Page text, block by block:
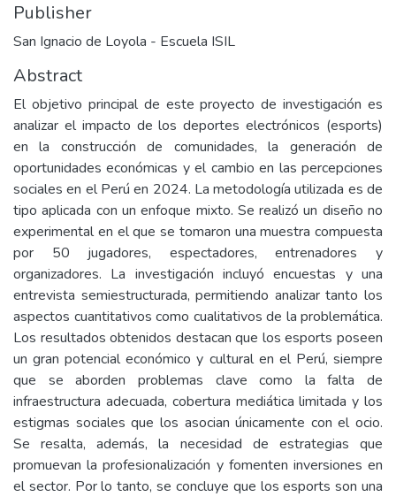
Publisher
San Ignacio de Loyola - Escuela ISIL
Abstract
El objetivo principal de este proyecto de investigación es
analizar el impacto de los deportes electrónicos (esports)
en la construcción de comunidades, la generación de
oportunidades económicas y el cambio en las percepciones
sociales en el Perú en 2024. La metodología utilizada es de
tipo aplicada con un enfoque mixto. Se realizó un diseño no
experimental en el que se tomaron una muestra compuesta
por 50 jugadores, espectadores, entrenadores y
organizadores. La investigación incluyó encuestas y una
entrevista semiestructurada, permitiendo analizar tanto los
aspectos cuantitativos como cualitativos de la problemática.
Los resultados obtenidos destacan que los esports poseen
un gran potencial económico y cultural en el Perú, siempre
que se aborden problemas clave como la falta de
infraestructura adecuada, cobertura mediática limitada y los
estigmas sociales que los asocian únicamente con el ocio.
Se resalta, además, la necesidad de estrategias que
promuevan la profesionalización y fomenten inversiones en
el sector. Por lo tanto, se concluye que los esports son una